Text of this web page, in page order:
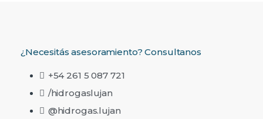
¿Necesitás asesoramiento? Consultanos
+54 261 5 087 721
/hidrogaslujan
@hidrogas.lujan